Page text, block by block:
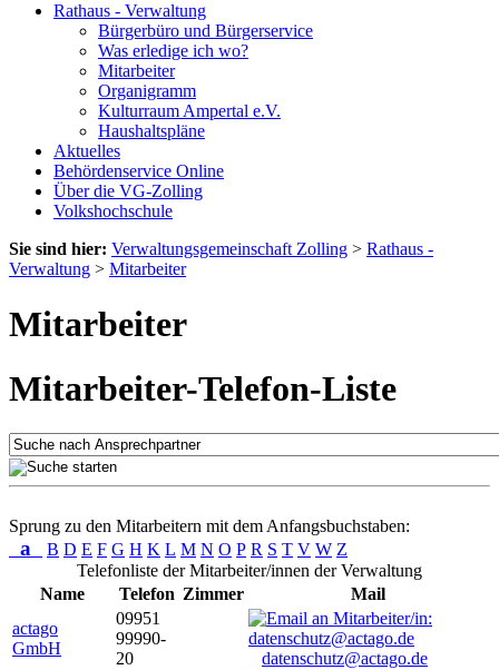
Rathaus - Verwaltung
Bürgerbüro und Bürgerservice
Was erledige ich wo?
Mitarbeiter
Organigramm
Kulturraum Ampertal e.V.
Haushaltspläne
Aktuelles
Behördenservice Online
Über die VG-Zolling
Volkshochschule
Sie sind hier: Verwaltungsgemeinschaft Zolling > Rathaus -
Verwaltung > Mitarbeiter
Mitarbeiter
Mitarbeiter-Telefon-Liste
Sprung zu den Mitarbeitern mit dem Anfangsbuchstaben:
a B D E F G H K L M N O P R S T V W Z
Telefonliste der Mitarbeiter/innen der Verwaltung
Name
Telefon Zimmer
Mail
actago
GmbH
09951
99990-
20
datenschutz@actago.de